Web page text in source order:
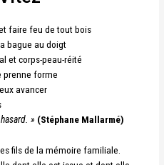
faire feu de tout bois
bague au doigt
et corps-peau-réité
prenne forme
avancer
» (Stéphane Mallarmé)
fils de la mémoire familiale.